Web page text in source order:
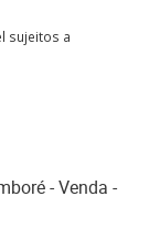
sujeitos a
- Venda -